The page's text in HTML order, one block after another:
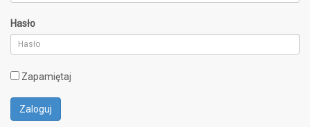
Hasło
Zapamiętaj